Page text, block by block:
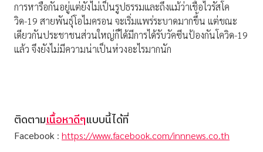
การหารือกันอยู่แต่ยังไม่เป็นรูปธรรมและถึงแม้ว่าเชื้อไวรัสโค
วิด-19 สายพันธุ์โอไมครอน จะเริ่มแพร่ระบาดมากขึ้น แต่ขณะ
เดียวกันประชาชนส่วนใหญ่ก็ได้มีการได้รับวัคซีนป้องกันโควิด-19
แล้ว จึงยังไม่มีความน่าเป็นห่วงอะไรมากนัก
ติดตามเนื้อหาดีๆแบบนี้ได้ที่
Facebook : https://www.facebook.com/innnews.co.th